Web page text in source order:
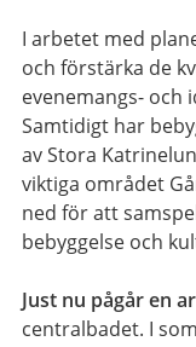
I arbetet med
och förstärka de
evenemangs- och
Samtidigt har
av Stora
viktiga området
ned för att
bebyggelse och
Just nu pågår en
centralbadet. I